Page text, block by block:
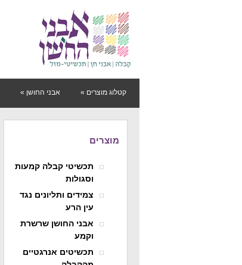
קטלוג מוצרים » אבני החושן »
מוצרים
תכשיטי קבלה קמעות
וסגולות
צמידים ותליונים נגד
עין הרע
אבני החושן שרשרת
וקמע
תכשיטים אנרגטיים